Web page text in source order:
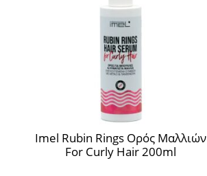
Imel Rubin Rings Ορός Μαλλιών
For Curly Hair 200ml